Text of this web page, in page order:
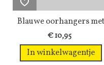
Blauwe oorhangers met
2...
€ 10,95
In winkelwagentje